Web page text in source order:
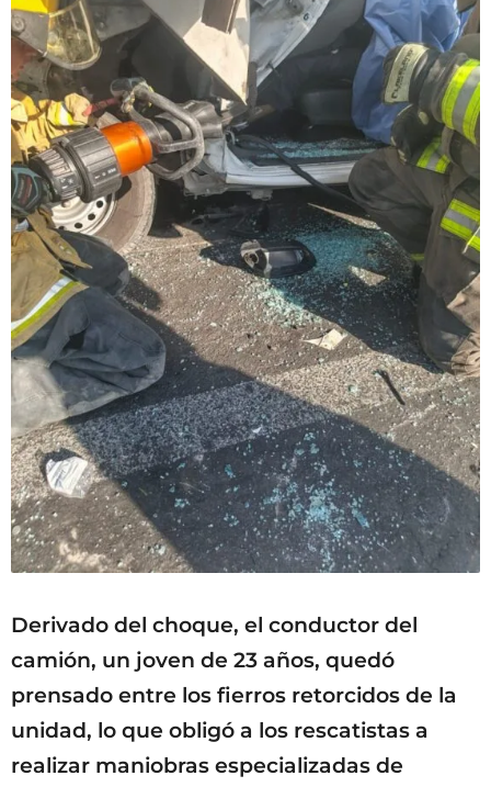
Derivado del choque, el conductor del
camión, un joven de 23 años, quedó
prensado entre los fierros retorcidos de la
unidad, lo que obligó a los rescatistas a
realizar maniobras especializadas de